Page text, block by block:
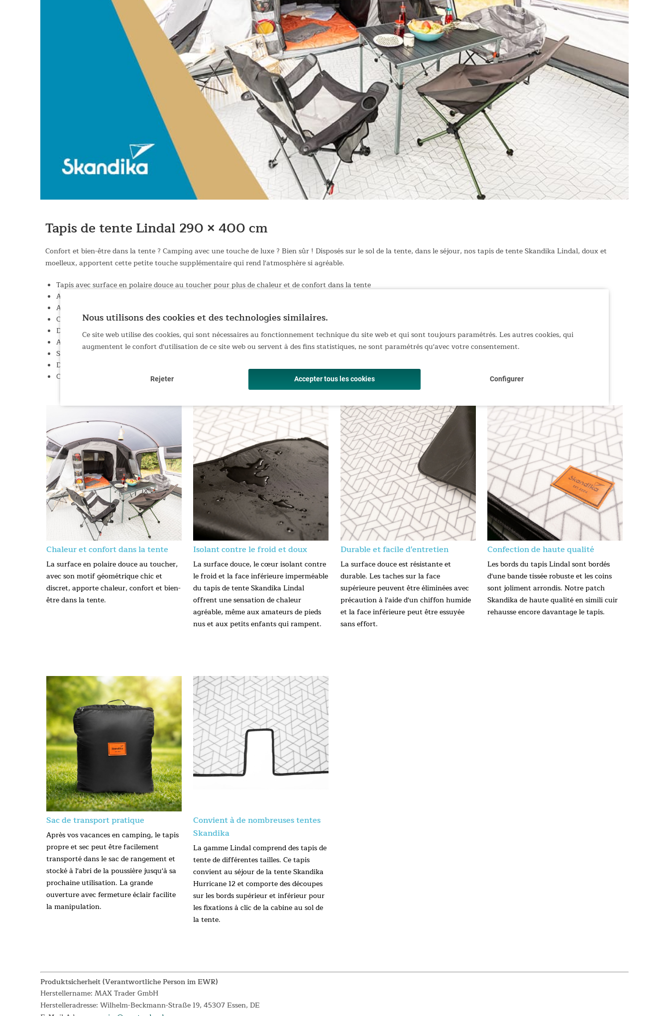
Tapis de tente Lindal 290 × 400 cm
Confort et bien-être dans la tente ? Camping avec une touche de luxe ? Bien sûr ! Disposés sur le sol de la tente, dans le séjour, nos tapis de tente Skandika Lindal, doux et
moelleux, apportent cette petite touche supplémentaire qui rend l'atmosphère si agréable.
Tapis avec surface en polaire douce au toucher pour plus de chaleur et de confort dans la tente
Avec des découpes adaptées au séjour de la tente Skandika Hurricane 12
Avec un noyau isolant contre le froid et un dessous imperméable pour une protection optimale
Confortable et chaud, même pour les amateurs de pieds nus et les petits enfants qui rampent
Design chic avec un motif géométrique discret en gris clair
Avec des bords soigneusement bordés et des coins arrondis
Sac de transport avec fermeture éclair pour le transport et le rangement
Dimensions : 290 × 400 cm / Dimensions plié : 50 × 19 × 52 cm / Poids : 3,1 kg
Ce tapis est également disponible dans d'autres tailles
Chaleur et confort dans la tente
La surface en polaire douce au toucher,
avec son motif géométrique chic et
discret, apporte chaleur, confort et bien-
être dans la tente.
Isolant contre le froid et doux
La surface douce, le cœur isolant contre
le froid et la face inférieure imperméable
du tapis de tente Skandika Lindal
offrent une sensation de chaleur
agréable, même aux amateurs de pieds
nus et aux petits enfants qui rampent.
Durable et facile d'entretien
La surface douce est résistante et
durable. Les taches sur la face
supérieure peuvent être éliminées avec
précaution à l'aide d'un chiffon humide
et la face inférieure peut être essuyée
sans effort.
Confection de haute qualité
Les bords du tapis Lindal sont bordés
d'une bande tissée robuste et les coins
sont joliment arrondis. Notre patch
Skandika de haute qualité en simili cuir
rehausse encore davantage le tapis.
Sac de transport pratique
Après vos vacances en camping, le tapis
propre et sec peut être facilement
transporté dans le sac de rangement et
stocké à l'abri de la poussière jusqu'à sa
prochaine utilisation. La grande
ouverture avec fermeture éclair facilite
la manipulation.
Convient à de nombreuses tentes
Skandika
La gamme Lindal comprend des tapis de
tente de différentes tailles. Ce tapis
convient au séjour de la tente Skandika
Hurricane 12 et comporte des découpes
sur les bords supérieur et inférieur pour
les fixations à clic de la cabine au sol de
la tente.
Produktsicherheit (Verantwortliche Person im EWR)
Herstellername: MAX Trader GmbH
Herstelleradresse: Wilhelm-Beckmann-Straße 19, 45307 Essen, DE
Nous utilisons des cookies et des technologies similaires.
Ce site web utilise des cookies, qui sont nécessaires au fonctionnement technique du site web et qui sont toujours paramétrés. Les autres cookies, qui
augmentent le confort d'utilisation de ce site web ou servent à des fins statistiques, ne sont paramétrés qu'avec votre consentement.
Rejeter Accepter tous les cookies Configurer